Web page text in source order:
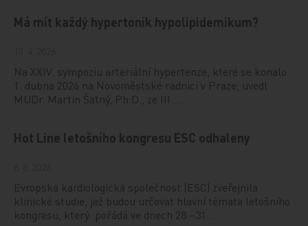
Má mít každý hypertonik hypolipidemikum?
Na XXIV. sympoziu arteriální hypertenze, které se konalo
1. dubna 2026 na Novoměstské radnici v Praze, uvedl
MUDr. Martin Šatný, Ph.D., ze III.…
Hot Line letošního kongresu ESC odhaleny
Evropská kardiologická společnost (ESC) zveřejnila
klinické studie, jež budou určovat hlavní témata letošního
kongresu, který pořádá ve dnech 28.–31…